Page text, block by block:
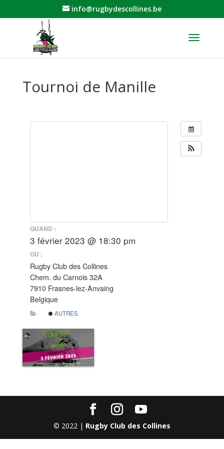
info@rugbydescollines.be
Tournoi de Manille
QUAND :
3 février 2023 @ 18:30 pm
OÙ :
Rugby Club des Collines
Chem. du Carnois 32A
7910 Frasnes-lez-Anvaing
Belgique
AUTRES
© 2022 | Rugby Club des Collines